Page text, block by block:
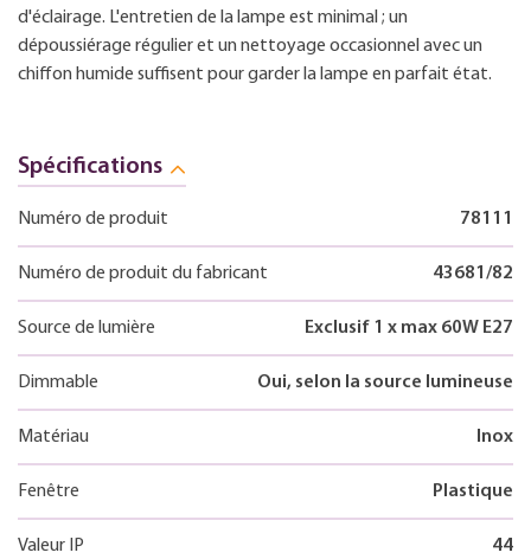
d'éclairage. L'entretien de la lampe est minimal ; un
dépoussiérage régulier et un nettoyage occasionnel avec un
chiffon humide suffisent pour garder la lampe en parfait état.
Spécifications
Numéro de produit 78111
Numéro de produit du fabricant 43681/82
Source de lumière Exclusif 1 x max 60W E27
Dimmable Oui, selon la source lumineuse
Matériau Inox
Fenêtre Plastique
Valeur IP 44